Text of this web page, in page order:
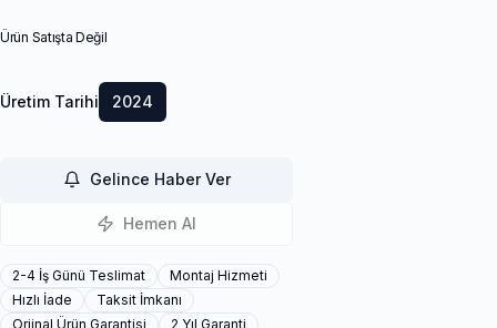
Ürün Satışta Değil
Üretim Tarihi 2024
Gelince Haber Ver
Hemen Al
2-4 İş Günü Teslimat
Montaj Hizmeti
Hızlı İade
Taksit İmkanı
Orjinal Ürün Garantisi
2 Yıl Garanti